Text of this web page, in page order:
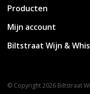
Producten
Mijn account
Biltstraat Wijn &
© Copyright 2026 Biltstraat